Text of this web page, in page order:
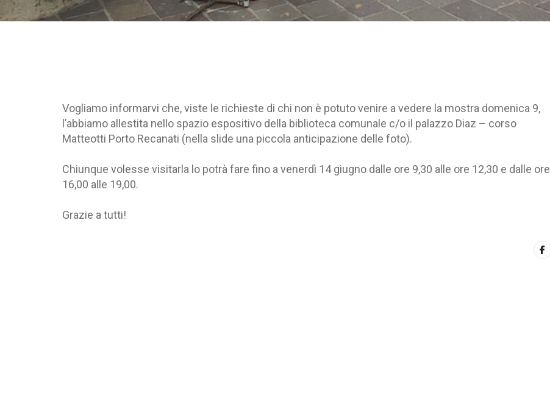
Vogliamo informarvi che, viste le richieste di chi non è potuto venire a vedere la mostra domenica 9,
l’abbiamo allestita nello spazio espositivo della biblioteca comunale c/o il palazzo Diaz – corso
Matteotti Porto Recanati (nella slide una piccola anticipazione delle foto).
Chiunque volesse visitarla lo potrà fare fino a venerdì 14 giugno dalle ore 9,30 alle ore 12,30 e dalle ore
16,00 alle 19,00.
Grazie a tutti!